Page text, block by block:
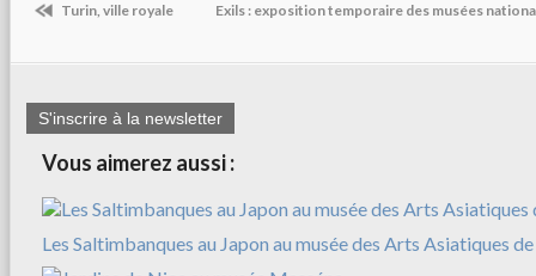
Turin, ville royale Exils : exposition temporaire des musées
S'inscrire à la newsletter
Vous aimerez aussi :
Les Saltimbanques au Japon au musée des Arts Asiatiques